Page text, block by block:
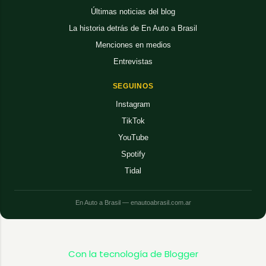
Últimas noticias del blog
La historia detrás de En Auto a Brasil
Menciones en medios
Entrevistas
SEGUINOS
Instagram
TikTok
YouTube
Spotify
Tidal
En Auto a Brasil — enautoabrasil.com.ar
Con la tecnología de Blogger